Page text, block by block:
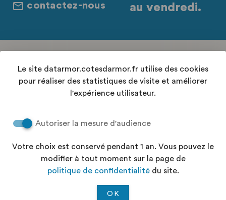
contactez-nous
au vendredi.
Conditions Générales d'Utilisation
Aide
Politique de confidentialité
Plan du site
Le site datarmor.cotesdarmor.fr utilise des cookies
pour réaliser des statistiques de visite et améliorer
l'expérience utilisateur.
Autoriser la mesure d'audience
Votre choix est conservé pendant 1 an. Vous pouvez le
modifier à tout moment sur la page de
politique de confidentialitédu site.
OK